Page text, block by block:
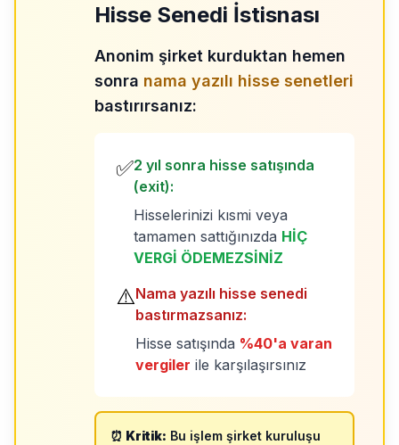
Hisse Senedi İstisnası
Anonim şirket kurduktan hemen
sonra nama yazılı hisse senetleri
bastırırsanız:
✅2 yıl sonra hisse satışında
(exit):
Hisselerinizi kısmi veya
tamamen sattığınızda HİÇ
VERGİ ÖDEMEZSİNİZ
⚠️Nama yazılı hisse senedi
bastırmazsanız:
Hisse satışında %40'a varan
vergiler ile karşılaşırsınız
⏰ Kritik: Bu işlem şirket kuruluşu